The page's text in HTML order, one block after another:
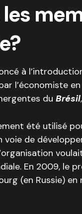
à
l’économiste
du Brésil
été utilisé
voie de
En 2009, le
(en Russie)